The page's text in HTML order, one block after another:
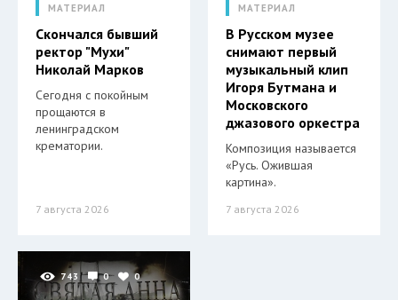
МАТЕРИАЛ
Скончался бывший
ректор "Мухи"
Николай Марков
Сегодня с покойным
прощаются в
ленинградском
крематории.
7 августа 2026
МАТЕРИАЛ
В Русском музее
снимают первый
музыкальный клип
Игоря Бутмана и
Московского
джазового оркестра
Композиция называется
«Русь. Ожившая
картина».
7 августа 2026
743 0 0